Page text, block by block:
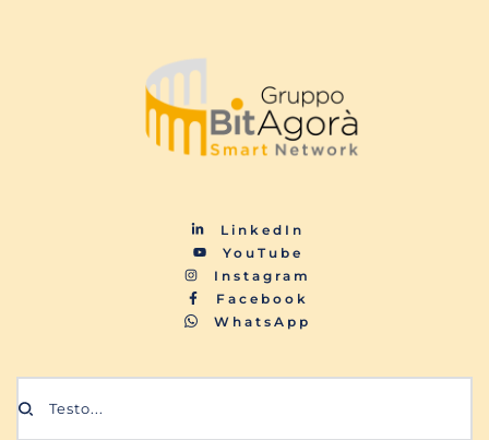
LinkedIn
YouTube
Instagram
Facebook
WhatsApp
Testo...